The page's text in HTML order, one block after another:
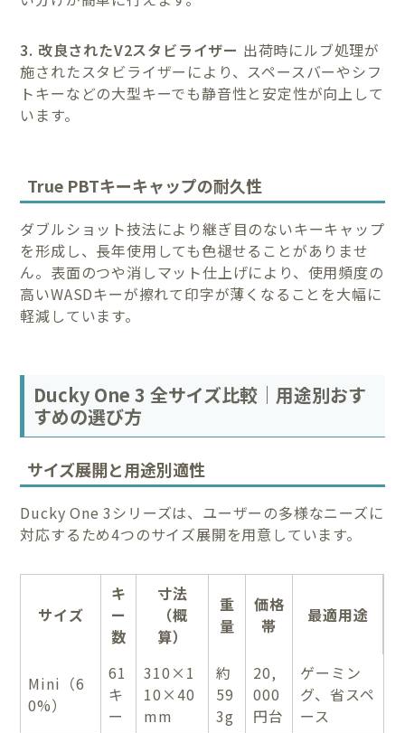
3. 改良されたV2スタビライザー 出荷時にルブ処理が
施されたスタビライザーにより、スペースバーやシフ
トキーなどの大型キーでも静音性と安定性が向上して
います。
True PBTキーキャップの耐久性
ダブルショット技法により継ぎ目のないキーキャップ
を形成し、長年使用しても色褪せることがありませ
ん。表面のつや消しマット仕上げにより、使用頻度の
高いWASDキーが擦れて印字が薄くなることを大幅に
軽減しています。
Ducky One 3 全サイズ比較｜用途別おす
すめの選び方
サイズ展開と用途別適性
Ducky One 3シリーズは、ユーザーの多様なニーズに
対応するため4つのサイズ展開を用意しています。
サイズ
キ
ー
数
寸法
（概
算）
重
量
価格
帯
最適用途
Mini（6
0%）
61
キ
ー
310×1
10×40
mm
約
59
3g
20,
000
円台
ゲーミン
グ、省スペ
ース